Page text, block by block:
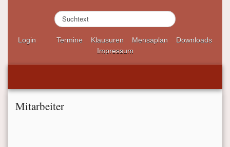
S
u
c
n
.
Login Termine Klausuren Mensaplan
Downloads
Impressum
Mitarbeiter